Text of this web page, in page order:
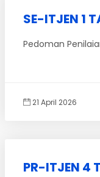
SE-ITJEN 1
Pedoman
21 April 2026
PR-ITJEN 4